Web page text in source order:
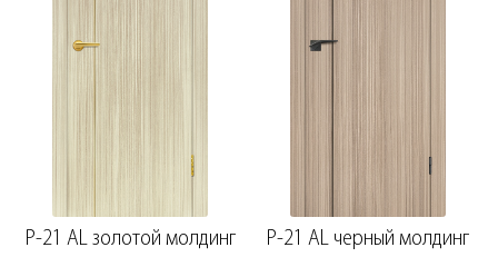
P-21 AL золотой молдинг P-21 AL черный молдинг